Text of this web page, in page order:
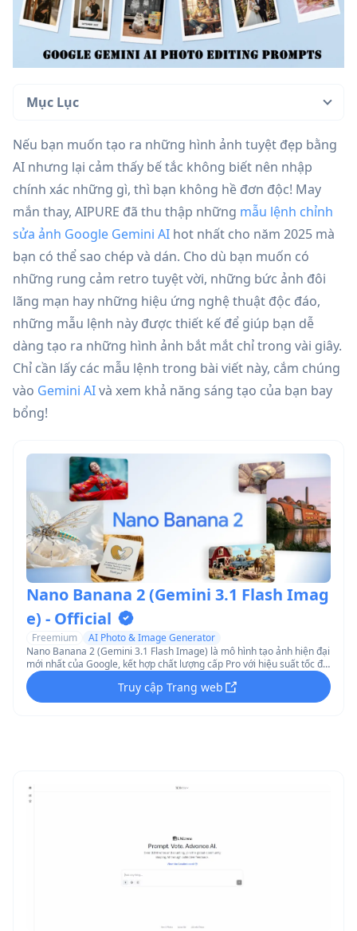
Mục Lục
Nếu bạn muốn tạo ra những hình ảnh tuyệt đẹp bằng
AI nhưng lại cảm thấy bế tắc không biết nên nhập
chính xác những gì, thì bạn không hề đơn độc! May
mắn thay, AIPURE đã thu thập những mẫu lệnh chỉnh
sửa ảnh Google Gemini AI hot nhất cho năm 2025 mà
bạn có thể sao chép và dán. Cho dù bạn muốn có
những rung cảm retro tuyệt vời, những bức ảnh đôi
lãng mạn hay những hiệu ứng nghệ thuật độc đáo,
những mẫu lệnh này được thiết kế để giúp bạn dễ
dàng tạo ra những hình ảnh bắt mắt chỉ trong vài giây.
Chỉ cần lấy các mẫu lệnh trong bài viết này, cắm chúng
vào Gemini AIvà xem khả năng sáng tạo của bạn bay
bổng!
Nano Banana 2 (Gemini 3.1 Flash Imag
e) - Official
Freemium
AI Photo & Image Generator
Nano Banana 2 (Gemini 3.1 Flash Image) là mô hình tạo ảnh hiện đại
mới nhất của Google, kết hợp chất lượng cấp Pro với hiệu suất tốc độ
Flash, mang lại độ trung thực hình ảnh nâng cao, tích hợp kiến thức
thực tế và khả năng chỉnh sửa nâng cao.
Truy cập Trang web